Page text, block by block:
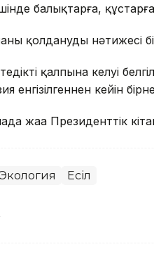
балықтарға,
қолданудың нәтижесі
қалпына келуі
енгізілгеннен кейін
жаңа Президенттік
Экология Есіл